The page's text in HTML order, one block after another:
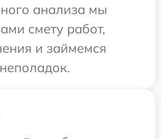
анализа мы
смету работ,
и займемся